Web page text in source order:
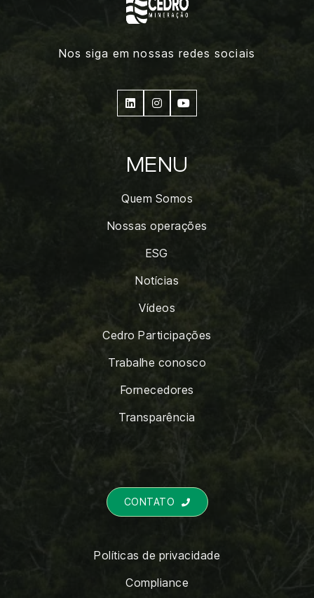
Nos siga em nossas redes sociais
  
MENU
Quem Somos
Nossas operações
ESG
Notícias
Vídeos
Cedro Participações
Trabalhe conosco
Fornecedores
Transparência
CONTATO 
Políticas de privacidade
Compliance